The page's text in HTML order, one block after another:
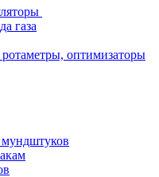
газа
оптимизаторы